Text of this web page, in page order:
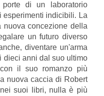
di un laboratorio
esperimenti indicibili. La
concezione della
un futuro diverso
diventare un'arma
dieci anni dal suo ultimo
il suo romanzo più
nuova caccia di Robert
suoi libri, nulla è più